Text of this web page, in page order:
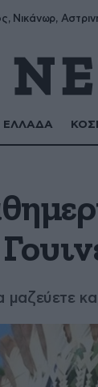
Νικάνωρ,
ΕΛΛΑΔΑ